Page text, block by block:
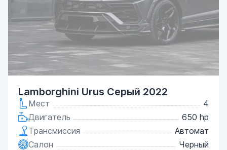
Lamborghini Urus Серый 2022
Мест
4
Двигатель
650 hp
Трансмиссия
Автомат
Салон
Черный